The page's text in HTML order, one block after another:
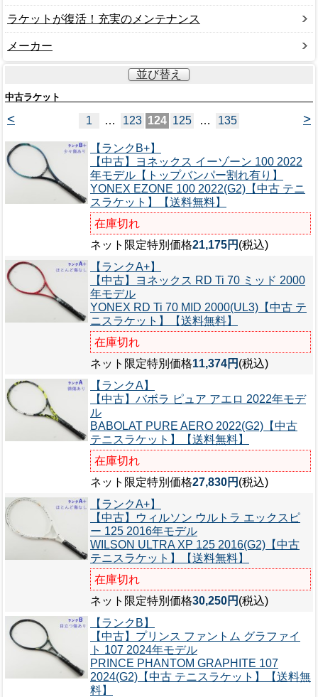
ラケットが復活！充実のメンテナンス
メーカー
並び替え
中古ラケット
< >
1 … 123 124 125 … 135
【ランクB+】
【中古】ヨネックス イーゾーン 100 2022
年モデル【トップバンパー割れ有り】
YONEX EZONE 100 2022(G2)【中古 テニ
スラケット】【送料無料】
在庫切れ
ネット限定特別価格21,175円 (税込)
【ランクA+】
【中古】ヨネックス RD Ti 70 ミッド 2000
年モデル
YONEX RD Ti 70 MID 2000(UL3)【中古 テ
ニスラケット】【送料無料】
在庫切れ
ネット限定特別価格11,374円 (税込)
【ランクA】
【中古】バボラ ピュア アエロ 2022年モデ
ル
BABOLAT PURE AERO 2022(G2)【中古
テニスラケット】【送料無料】
在庫切れ
ネット限定特別価格27,830円 (税込)
【ランクA+】
【中古】ウィルソン ウルトラ エックスピ
ー 125 2016年モデル
WILSON ULTRA XP 125 2016(G2)【中古
テニスラケット】【送料無料】
在庫切れ
ネット限定特別価格30,250円 (税込)
【ランクB】
【中古】プリンス ファントム グラファイ
ト 107 2024年モデル
PRINCE PHANTOM GRAPHITE 107
2024(G2)【中古 テニスラケット】【送料無
料】